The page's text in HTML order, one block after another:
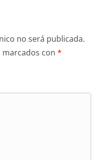
no será publicada.
con *